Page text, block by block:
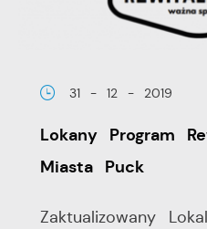
31 - 12 - 2019
Lokany Program
Miasta Puck
Zaktualizowany